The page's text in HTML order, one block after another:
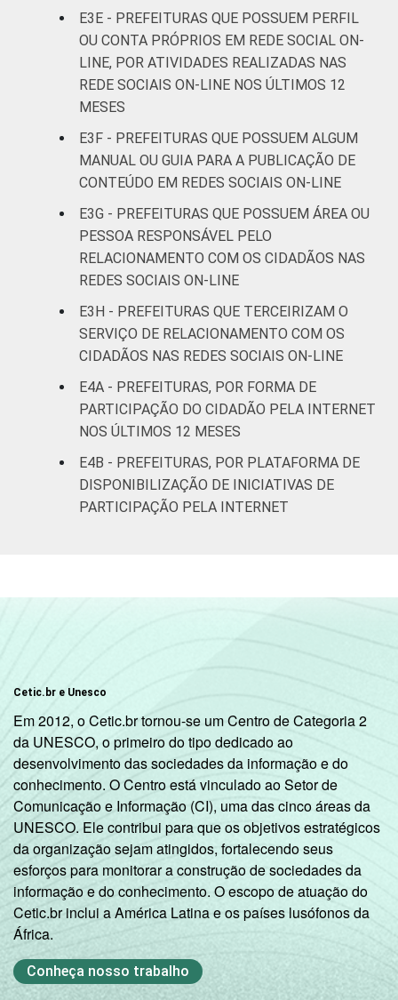
E3E - PREFEITURAS QUE POSSUEM PERFIL
OU CONTA PRÓPRIOS EM REDE SOCIAL ON-
LINE, POR ATIVIDADES REALIZADAS NAS
REDE SOCIAIS ON-LINE NOS ÚLTIMOS 12
MESES
E3F - PREFEITURAS QUE POSSUEM ALGUM
MANUAL OU GUIA PARA A PUBLICAÇÃO DE
CONTEÚDO EM REDES SOCIAIS ON-LINE
E3G - PREFEITURAS QUE POSSUEM ÁREA OU
PESSOA RESPONSÁVEL PELO
RELACIONAMENTO COM OS CIDADÃOS NAS
REDES SOCIAIS ON-LINE
E3H - PREFEITURAS QUE TERCEIRIZAM O
SERVIÇO DE RELACIONAMENTO COM OS
CIDADÃOS NAS REDES SOCIAIS ON-LINE
E4A - PREFEITURAS, POR FORMA DE
PARTICIPAÇÃO DO CIDADÃO PELA INTERNET
NOS ÚLTIMOS 12 MESES
E4B - PREFEITURAS, POR PLATAFORMA DE
DISPONIBILIZAÇÃO DE INICIATIVAS DE
PARTICIPAÇÃO PELA INTERNET
Cetic.br e Unesco
Em 2012, o Cetic.br tornou-se um Centro de Categoria 2
da UNESCO, o primeiro do tipo dedicado ao
desenvolvimento das sociedades da informação e do
conhecimento. O Centro está vinculado ao Setor de
Comunicação e Informação (CI), uma das cinco áreas da
UNESCO. Ele contribui para que os objetivos estratégicos
da organização sejam atingidos, fortalecendo seus
esforços para monitorar a construção de sociedades da
informação e do conhecimento. O escopo de atuação do
Cetic.br inclui a América Latina e os países lusófonos da
África.
Conheça nosso trabalho